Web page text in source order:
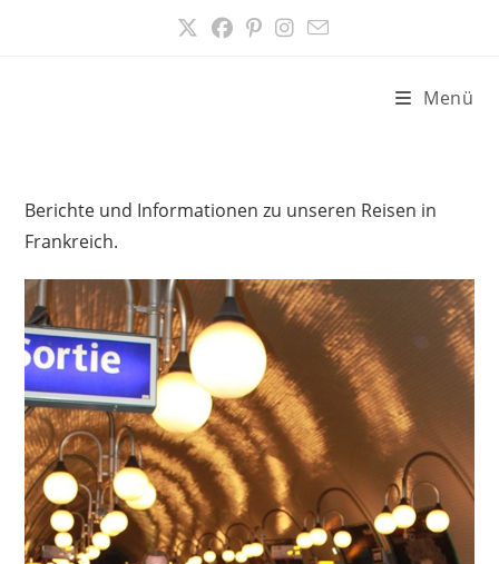
Menü
Berichte und Informationen zu unseren Reisen in
Frankreich.